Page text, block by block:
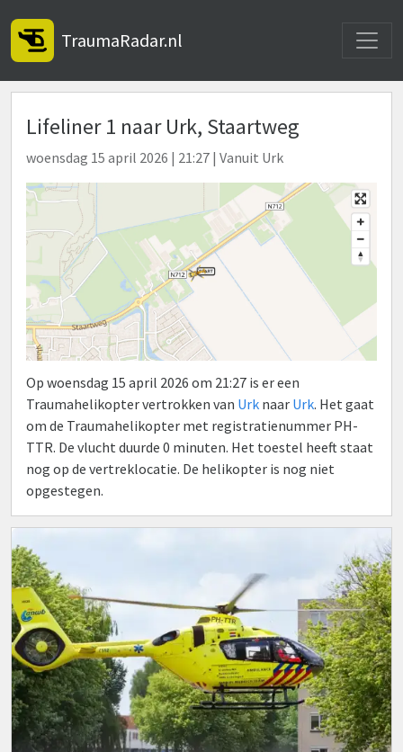
TraumaRadar.nl
Lifeliner 1 naar Urk, Staartweg
woensdag 15 april 2026 | 21:27 | Vanuit Urk
Op woensdag 15 april 2026 om 21:27 is er een
Traumahelikopter vertrokken van Urk naar Urk. Het gaat
om de Traumahelikopter met registratienummer PH-
TTR. De vlucht duurde 0 minuten. Het toestel heeft staat
nog op de vertreklocatie. De helikopter is nog niet
opgestegen.